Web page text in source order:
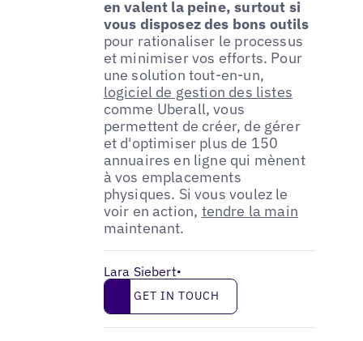
en valent la peine, surtout si
vous disposez des bons outils
pour rationaliser le processus
et minimiser vos efforts. Pour
une solution tout-en-un,
logiciel de gestion des listes
comme Uberall, vous
permettent de créer, de gérer
et d'optimiser plus de 150
annuaires en ligne qui mènent
à vos emplacements
physiques. Si vous voulez le
voir en action, tendre la main
maintenant.
Lara Siebert•
Get in touch
GET IN TOUCH